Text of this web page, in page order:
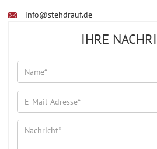
info@stehdrauf.de
IHRE